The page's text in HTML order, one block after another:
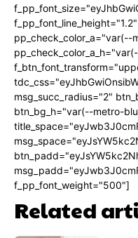
pp_check_color_a="var(--
msg_succ_radius="2"
btn_bg_h="var(--metro-
f_pp_font_weight="500"]
Related